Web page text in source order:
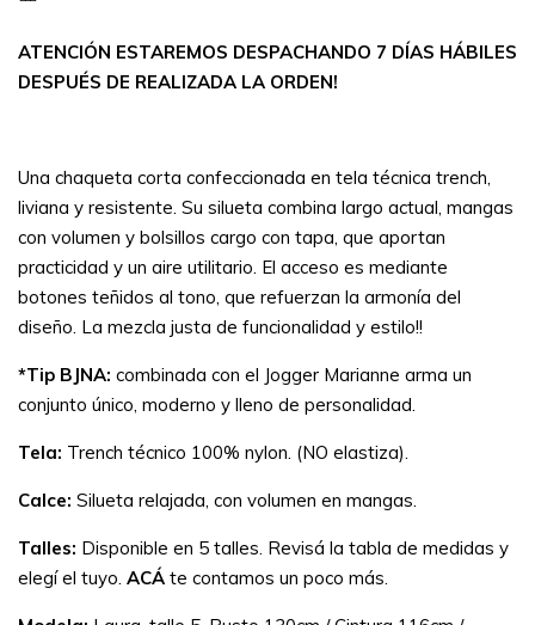
ATENCIÓN ESTAREMOS DESPACHANDO 7 DÍAS HÁBILES
DESPUÉS DE REALIZADA LA ORDEN!
Una chaqueta corta confeccionada en tela técnica trench,
liviana y resistente. Su silueta combina largo actual, mangas
con volumen y bolsillos cargo con tapa, que aportan
practicidad y un aire utilitario. El acceso es mediante
botones teñidos al tono, que refuerzan la armonía del
diseño. La mezcla justa de funcionalidad y estilo!!
*Tip BJNA: combinada con el Jogger Marianne arma un
conjunto único, moderno y lleno de personalidad.
Tela: Trench técnico 100% nylon. (NO elastiza).
Calce: Silueta relajada, con volumen en mangas.
Talles: Disponible en 5 talles. Revisá la tabla de medidas y
elegí el tuyo. ACÁ te contamos un poco más.